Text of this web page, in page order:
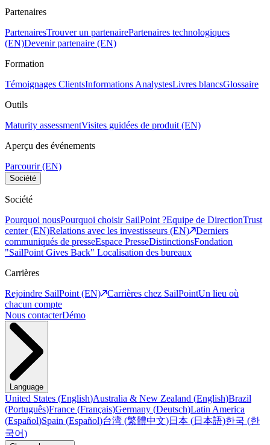
Partenaires
PartenairesTrouver un partenairePartenaires technologiques
(EN)Devenir partenaire (EN)
Formation
Témoignages ClientsInformations AnalystesLivres blancsGlossaire
Outils
Maturity assessmentVisites guidées de produit (EN)
Aperçu des événements
Parcourir (EN)
Société
Société
Pourquoi nousPourquoi choisir SailPoint ?Equipe de DirectionTrust
center (EN)Relations avec les investisseurs (EN)
Derniers
communiqués de presseEspace PresseDistinctionsFondation
"SailPoint Gives Back" Localisation des bureaux
Carrières
Rejoindre SailPoint (EN)
Carrières chez SailPointUn lieu où
chacun compte
Nous contacterDémo
Language
United States (English)Australia & New Zealand (English)Brazil
(Português)France (Français)Germany (Deutsch)Latin America
(Español)Spain (Español)台湾 (繁體中文)日本 (日本語)한국 (한
국어)